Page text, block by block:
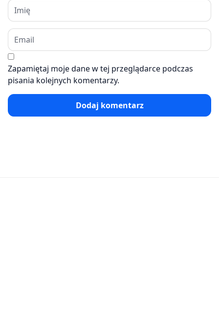
Zapamiętaj moje dane w tej przeglądarce podczas
pisania kolejnych komentarzy.
Dodaj komentarz